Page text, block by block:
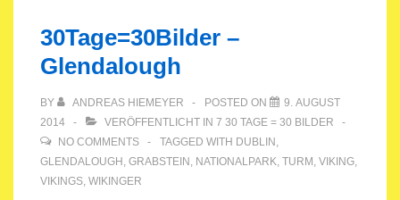
30Tage=30Bilder –
Glendalough
BY ANDREAS HIEMEYER POSTED ON
9. AUGUST
2014
VERÖFFENTLICHT IN 7 30 TAGE = 30 BILDER
NO COMMENTS
TAGGED WITH DUBLIN ,
GLENDALOUGH , GRABSTEIN , NATIONALPARK, TURM , VIKING,
VIKINGS, WIKINGER